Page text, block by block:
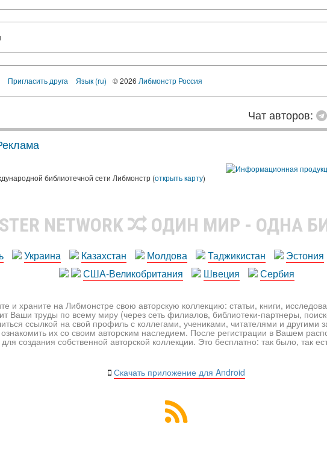
Пригласить друга Язык (ru) © 2026 Либмонстр Россия
Чат авторов:
библиотечной сети Либмонстр (открыть карту)
NETWORK ОДИН МИР - ОДНА
Украина Казахстан Молдова Таджикистан Эстония
США-Великобритания
Швеция Сербия
и храните на Либмонстре свою авторскую коллекцию: статьи, книги,
Ваши труды по всему миру (через сеть филиалов, библиотеки-партнеры,
ссылкой на свой профиль с коллегами, учениками, читателями и другими
их со своим авторским наследием. После регистрации в Вашем
создания собственной авторской коллекции. Это бесплатно: так было, так
Скачать приложение для Android